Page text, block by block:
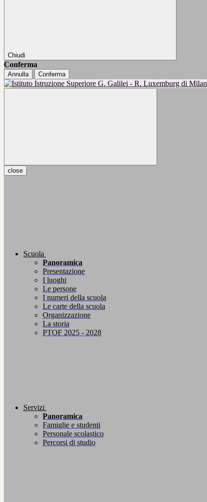
Chiudi
Conferma
Annulla Conferma
close
Scuola
Panoramica
Presentazione
I luoghi
Le persone
I numeri della scuola
Le carte della scuola
Organizzazione
La storia
PTOF 2025 - 2028
Servizi
Panoramica
Famiglie e studenti
Personale scolastico
Percorsi di studio